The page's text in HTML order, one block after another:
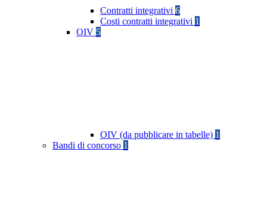
Contratti integrativi 6
Costi contratti integrativi 1
OIV 5
OIV (da pubblicare in tabelle) 1
Bandi di concorso 1